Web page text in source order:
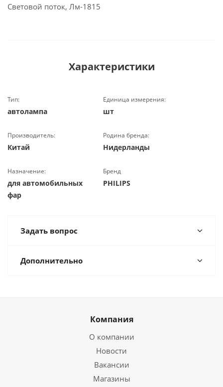
Световой поток, Лм-1815
Характеристики
Тип:
автолампа
Единица измерения:
шт
Производитель:
Китай
Родина бренда:
Нидерланды
Назначение:
для автомобильных
фар
Бренд
PHILIPS
Задать вопрос
Дополнительно
Компания
О компании
Новости
Вакансии
Магазины